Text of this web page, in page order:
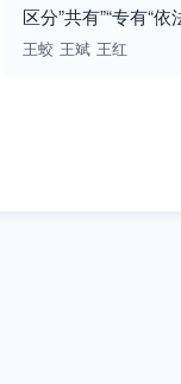
区分”共有”“专有“
王蛟 王斌 王红